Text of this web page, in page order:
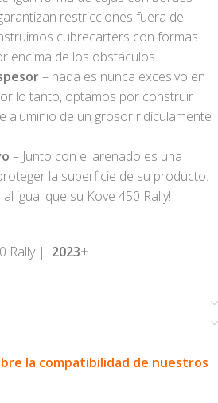
restricciones fuera del
cubrecarters con formas
encima de los obstáculos.
– nada es nunca excesivo en
lo tanto, optamos por construir
aluminio de un grosor ridículamente
– Junto con el arenado es una
la superficie de su producto.
igual que su Kove 450 Rally!
Rally | 2023+
la compatibilidad de nuestros